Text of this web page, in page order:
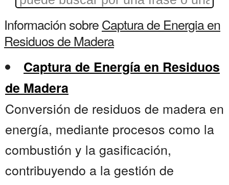
Información sobreCaptura de Energia en
Residuos de Madera
Captura de Energía en Residuos
de Madera
Conversión de residuos de madera en
energía, mediante procesos como la
combustión y la gasificación,
contribuyendo a la gestión de